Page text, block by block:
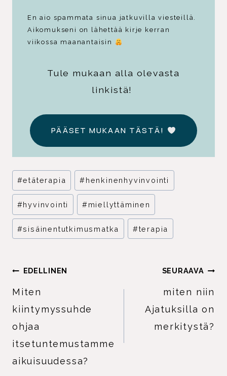
En aio spammata sinua jatkuvilla viesteillä.
Aikomukseni on lähettää kirje kerran
viikossa maanantaisin
Tule mukaan alla olevasta
linkistä!
PÄÄSET MUKAAN TÄSTÄ!
Avainsanat:
#etäterapia #henkinenhyvinvointi
#hyvinvointi #miellyttäminen
#sisäinentutkimusmatka #terapia
ARTIKKELIEN
SELAUS
EDELLINEN
Miten
kiintymyssuhde
ohjaa
itsetuntemustamme
aikuisuudessa?
SEURAAVA
miten niin
Ajatuksilla on
merkitystä?